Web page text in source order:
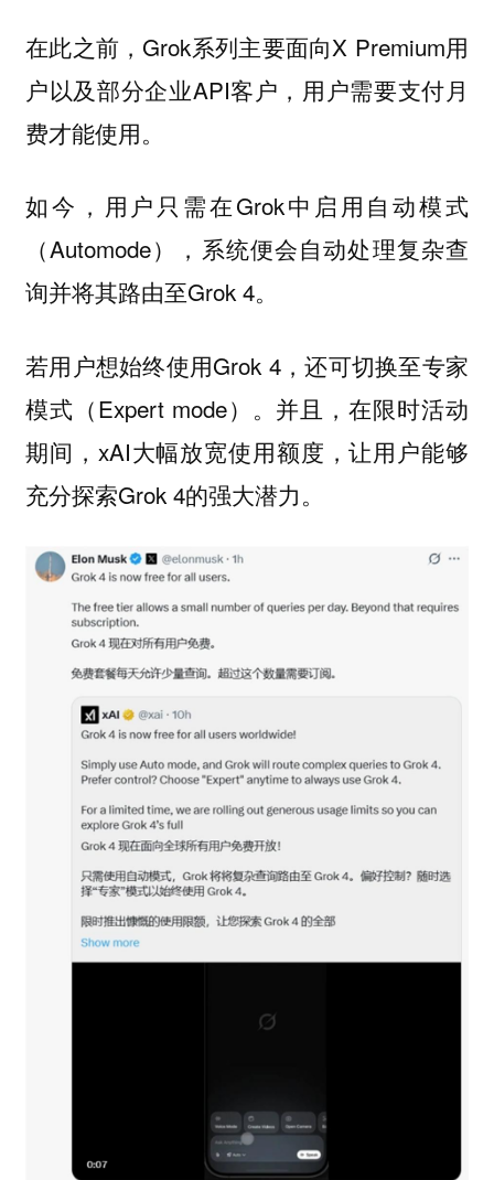
在此之前，Grok系列主要面向X Premium用
户以及部分企业API客户，用户需要支付月
费才能使用。
如今，用户只需在Grok中启用自动模式
（Automode），系统便会自动处理复杂查
询并将其路由至Grok 4。
若用户想始终使用Grok 4，还可切换至专家
模式（Expert mode）。并且，在限时活动
期间，xAI大幅放宽使用额度，让用户能够
充分探索Grok 4的强大潜力。